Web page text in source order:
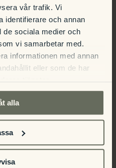
vår trafik. Vi
identifierare och annan
de sociala medier och
vi samarbetar med.
informationen med annan
eller som de har
tjänster.
alla